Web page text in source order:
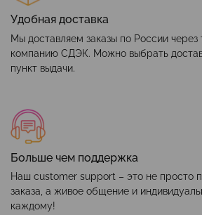
Удобная доставка
Мы доставляем заказы по России
компанию СДЭК. Можно выбрать
пункт выдачи.
Больше чем поддержка
Наш customer support – это не просто
заказа, а живое общение и
каждому!